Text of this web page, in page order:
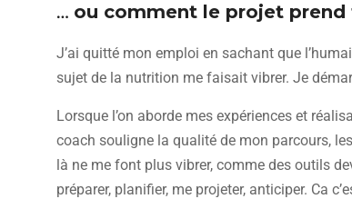
… ou comment le projet prend
J’ai quitté mon emploi en sachant que
sujet de la nutrition me faisait vibrer. Je
Lorsque l’on aborde mes expériences et
coach souligne la qualité de mon parcours,
là ne me font plus vibrer, comme des outils
préparer, planifier, me projeter, anticiper. Ca